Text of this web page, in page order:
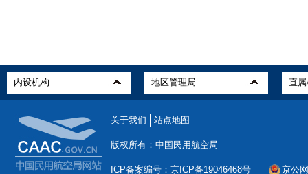
关于我们 站点地图
版权所有：中国民用航空局
ICP备案编号：京ICP备19046468号 京公